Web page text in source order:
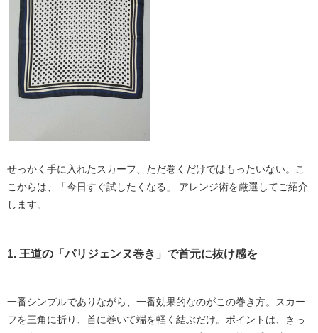
せっかく手に入れたスカーフ、ただ巻くだけではもったいない。こ
こからは、
「今日すぐ試したくなる」
アレンジ術を厳選してご紹介
します。
1. 王道の「パリジェンヌ巻き」で首元に抜け感を
一番シンプルでありながら、一番効果的なのがこの巻き方。スカー
フを三角に折り、首に巻いて端を軽く結ぶだけ。ポイントは、
きっ